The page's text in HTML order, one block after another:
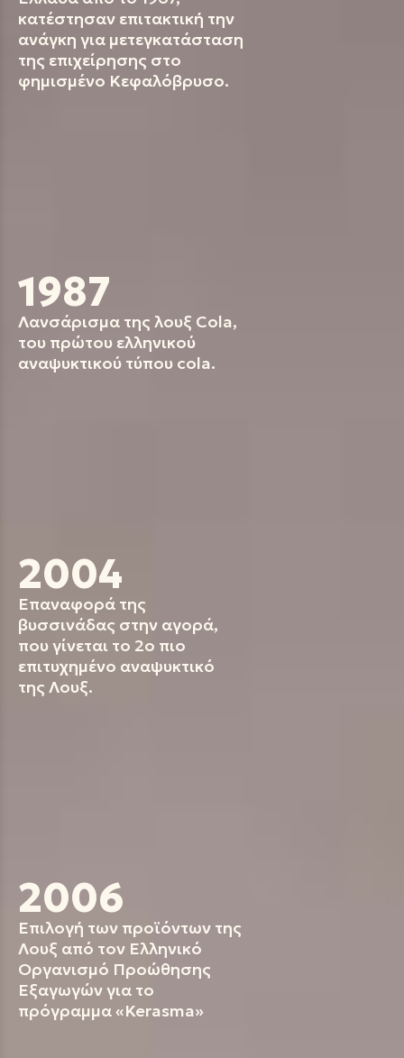
κατέστησαν επιτακτική την
ανάγκη για μετεγκατάσταση
της επιχείρησης στο
φημισμένο Κεφαλόβρυσο.
1987
Λανσάρισμα της λουξ Cola,
του πρώτου ελληνικού
αναψυκτικού τύπου cola.
2004
Επαναφορά της
βυσσινάδας στην αγορά,
που γίνεται το 2ο πιο
επιτυχημένο αναψυκτικό
της Λουξ.
2006
Επιλογή των προϊόντων της
Λουξ από τον Ελληνικό
Οργανισμό Προώθησης
Εξαγωγών για το
πρόγραμμα «Kerasma»